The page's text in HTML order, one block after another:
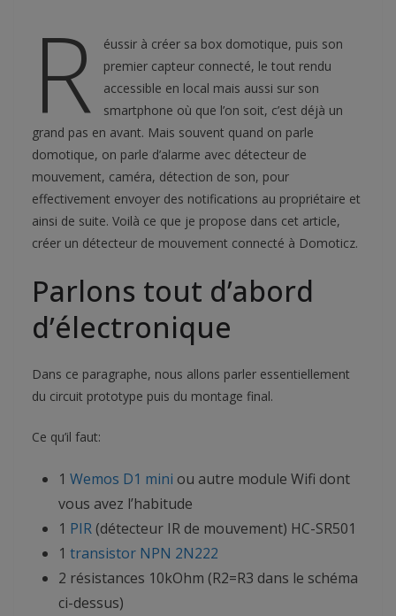
R
éussir à créer sa box domotique, puis son
premier capteur connecté, le tout rendu
accessible en local mais aussi sur son
smartphone où que l’on soit, c’est déjà un
grand pas en avant. Mais souvent quand on parle
domotique, on parle d’alarme avec détecteur de
mouvement, caméra, détection de son, pour
effectivement envoyer des notifications au propriétaire et
ainsi de suite. Voilà ce que je propose dans cet article,
créer un détecteur de mouvement connecté à Domoticz.
Parlons tout d’abord
d’électronique
Dans ce paragraphe, nous allons parler essentiellement
du circuit prototype puis du montage final.
Ce qu’il faut:
1 Wemos D1 mini ou autre module Wifi dont
vous avez l’habitude
1 PIR (détecteur IR de mouvement) HC-SR501
1 transistor NPN 2N222
2 résistances 10kOhm (R2=R3 dans le schéma
ci-dessus)